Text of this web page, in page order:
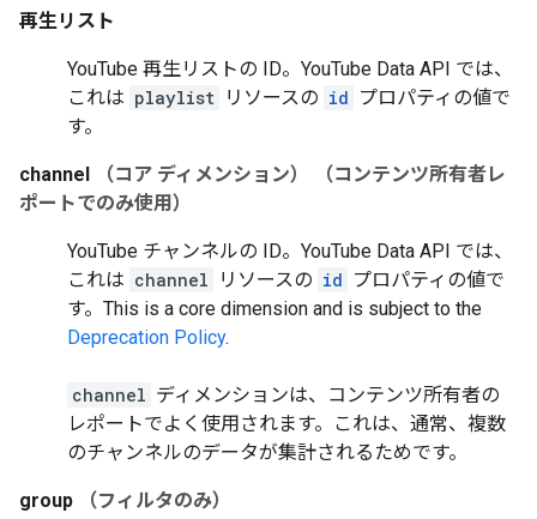
再生リスト
YouTube 再生リストの ID。YouTube Data API では、
これは playlist リソースの id プロパティの値で
す。
channel （コア ディメンション）
（コンテンツ所有者レ
ポートでのみ使用）
YouTube チャンネルの ID。YouTube Data API では、
これは channel リソースの id プロパティの値で
す。 This is a core dimension and is subject to the
Deprecation Policy.
channel ディメンションは、コンテンツ所有者の
レポートでよく使用されます。これは、通常、複数
のチャンネルのデータが集計されるためです。
group （フィルタのみ）